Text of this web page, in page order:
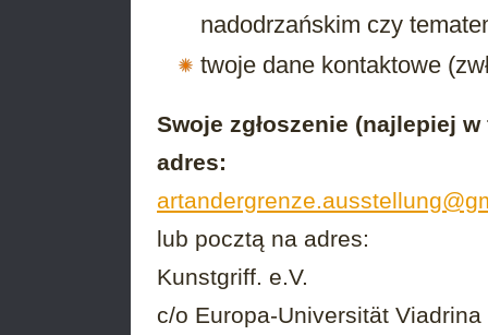
nadodrzańskim czy
twoje dane kontaktowe
Swoje zgłoszenie (najlepiej
adres:
lub pocztą na adres:
Kunstgriff. e.V.
c/o Europa-Universität Viadrina